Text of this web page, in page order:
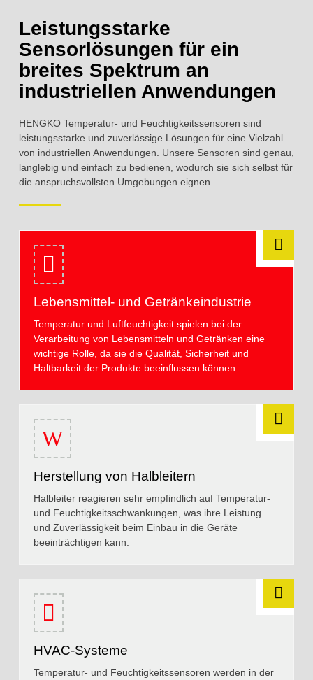
Leistungsstarke
Sensorlösungen für ein
breites Spektrum an
industriellen Anwendungen
HENGKO Temperatur- und Feuchtigkeitssensoren sind
leistungsstarke und zuverlässige Lösungen für eine Vielzahl
von industriellen Anwendungen. Unsere Sensoren sind genau,
langlebig und einfach zu bedienen, wodurch sie sich selbst für
die anspruchsvollsten Umgebungen eignen.
Lebensmittel- und Getränkeindustrie
Temperatur und Luftfeuchtigkeit spielen bei der
Verarbeitung von Lebensmitteln und Getränken eine
wichtige Rolle, da sie die Qualität, Sicherheit und
Haltbarkeit der Produkte beeinflussen können.
Herstellung von Halbleitern
Halbleiter reagieren sehr empfindlich auf Temperatur-
und Feuchtigkeitsschwankungen, was ihre Leistung
und Zuverlässigkeit beim Einbau in die Geräte
beeinträchtigen kann.
HVAC-Systeme
Temperatur- und Feuchtigkeitssensoren werden in der